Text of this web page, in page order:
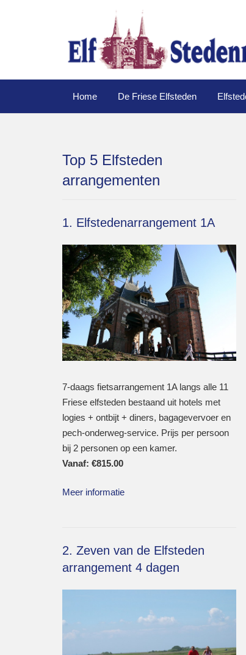
Home De Friese Elfsteden
Top 5 Elfsteden
arrangementen
1. Elfstedenarrangement 1A
7-daags fietsarrangement 1A langs alle 11
Friese elfsteden bestaand uit hotels met
logies + ontbijt + diners, bagagevervoer en
pech-onderweg-service. Prijs per persoon
bij 2 personen op een kamer.
Vanaf: €815.00
Meer informatie
2. Zeven van de Elfsteden
arrangement 4 dagen